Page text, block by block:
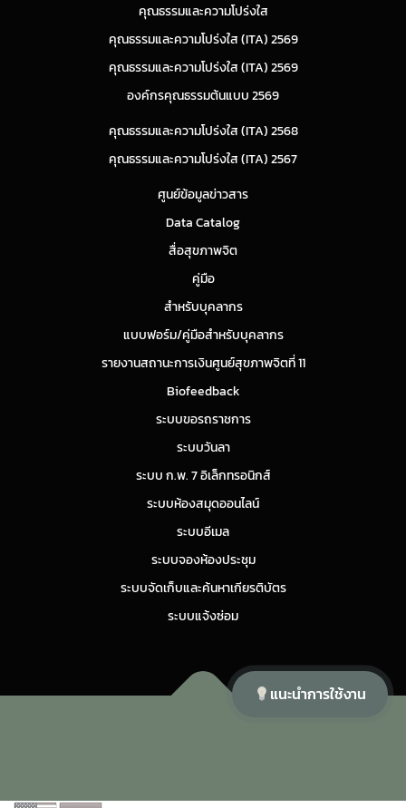
คุณธรรมและความโปร่งใส
คุณธรรมและความโปร่งใส (ITA) 2569
คุณธรรมและความโปร่งใส (ITA) 2569
องค์กรคุณธรรมต้นแบบ 2569
คุณธรรมและความโปร่งใส (ITA) 2568
คุณธรรมและความโปร่งใส (ITA) 2567
ศูนย์ข้อมูลข่าวสาร
Data Catalog
สื่อสุขภาพจิต
คู่มือ
สำหรับบุคลากร
แบบฟอร์ม/คู่มือสำหรับบุคลากร
รายงานสถานะการเงินศูนย์สุขภาพจิตที่ 11
Biofeedback
ระบบขอรถราชการ
ระบบวันลา
ระบบ ก.พ. 7 อิเล็กทรอนิกส์
ระบบห้องสมุดออนไลน์
ระบบอีเมล
ระบบจองห้องประชุม
ระบบจัดเก็บและค้นหาเกียรติบัตร
ระบบแจ้งซ่อม
แนะนำการใช้งาน